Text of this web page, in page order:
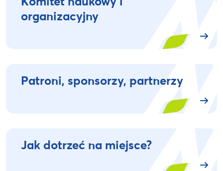
organizacyjny
Patroni, sponsorzy, partnerzy
Jak dotrzeć na miejsce?